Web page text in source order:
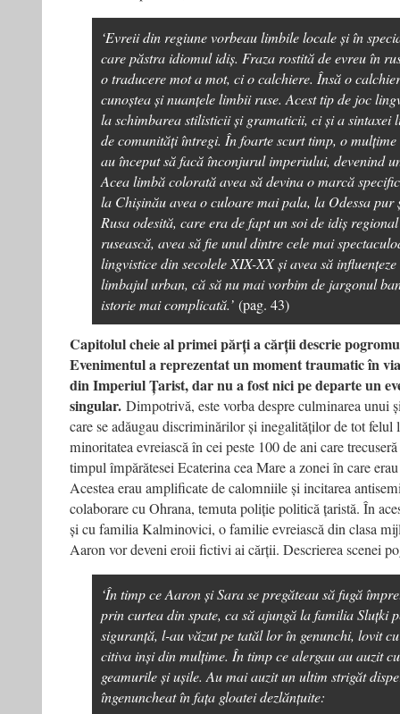
‘Evreii din regiune vorbeau limbile locale și în
care păstra idiomul idiș. Fraza rostită de evreu în
o traducere mot a mot, ci o calchiere. Însă o
cunoștea și nuanțele limbii ruse. Acest tip de joc
la schimbarea stilisticii și gramaticii, ci și a sintaxei
de comunități întregi. În foarte scurt timp, o mulțime
au început să facă înconjurul imperiului, devenind
Acea limbă colorată avea să devina o marcă
la Chișinău avea o culoare mai pala, la Odessa pur
Rusa odesită, care era de fapt un soi de idiș
rusească, avea să fie unul dintre cele mai
lingvistice din secolele XIX-XX și avea să
limbajul urban, că să nu mai vorbim de jargonul
istorie mai complicată.’ (pag. 43)
Capitolul cheie al primei părți a cărții descrie
Evenimentul a reprezentat un moment traumatic în
din Imperiul Țarist, dar nu a fost nici pe departe un
singular. Dimpotrivă, este vorba despre culminarea unui
care se adăugau discriminărilor și inegalităților de tot felul
minoritatea evreiască în cei peste 100 de ani care
timpul împărătesei Ecaterina cea Mare a zonei în care
Acestea erau amplificate de calomniile și incitarea
colaborare cu Ohrana, temuta poliție politică țaristă. În
și cu familia Kalminovici, o familie evreiască din clasa
Aaron vor deveni eroii fictivi ai cărții. Descrierea scenei
‘În timp ce Aaron și Sara se pregăteau să fugă
prin curtea din spate, ca să ajungă la familia Sluțki
siguranță, l-au văzut pe tatăl lor în genunchi, lovit
citiva inși din mulțime. În timp ce alergau au auzit
geamurile și ușile. Au mai auzit un ultim strigăt
îngenuncheat în fața gloatei dezlănțuite: